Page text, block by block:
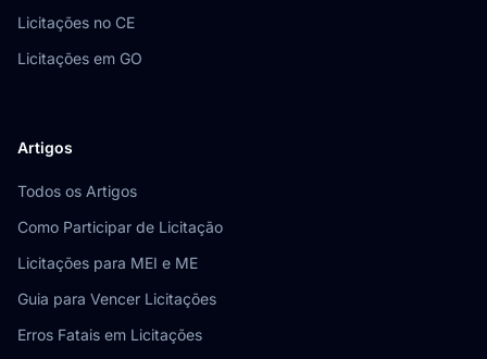
Licitações no CE
Licitações em GO
Artigos
Todos os Artigos
Como Participar de Licitação
Licitações para MEI e ME
Guia para Vencer Licitações
Erros Fatais em Licitações